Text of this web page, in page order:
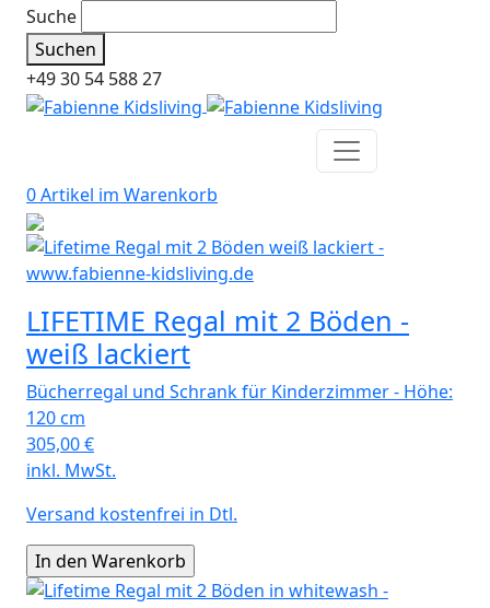
Suche
Suchen
+49 30 54 588 27
0 Artikel im Warenkorb
LIFETIME Regal mit 2 Böden -
weiß lackiert
Bücherregal und Schrank für Kinderzimmer - Höhe:
120 cm
305,00€
inkl. MwSt.
Versand kostenfrei in Dtl.